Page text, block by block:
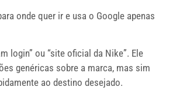
onde quer ir e usa o Google apenas
login” ou “site oficial da Nike”. Ele
genéricas sobre a marca, mas sim
ao destino desejado.